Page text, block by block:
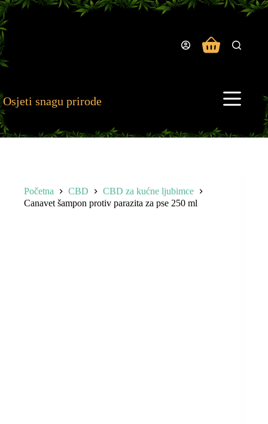
Preskoči
na
sadržaj
Osjeti snagu prirode
Košarica
Početna CBD
CBD za kućne ljubimce
Canavet šampon protiv parazita za pse 250 ml